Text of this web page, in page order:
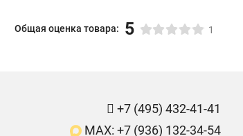
Общая оценка товара: 5 1
+7 (495) 432-41-41
MAX: +7 (936) 132-34-54